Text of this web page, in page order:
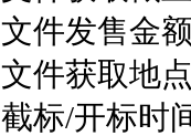
文件发售金
文件获取地
截标/开标时